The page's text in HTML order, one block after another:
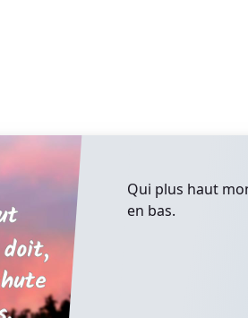
Qui plus haut
en bas.